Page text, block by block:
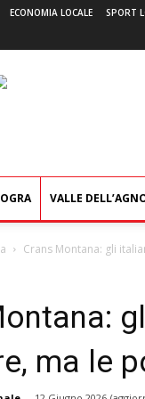
ECONOMIA LOCALE SPORT
VALLE
Crans Montana: gli
ma le